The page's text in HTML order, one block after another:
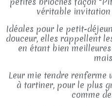
véritable invitation
Idéales pour le petit-
douceur, elles rappellent
en étant bien
Leur mie tendre
à tartiner, pour le plus
comme